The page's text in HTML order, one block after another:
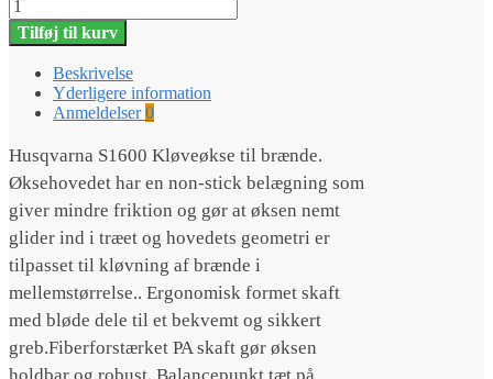
Tilføj til kurv
Beskrivelse
Yderligere information
Anmeldelser0
Husqvarna S1600 Kløveøkse til brænde.
Øksehovedet har en non-stick belægning som
giver mindre friktion og gør at øksen nemt
glider ind i træet og hovedets geometri er
tilpasset til kløvning af brænde i
mellemstørrelse.. Ergonomisk formet skaft
med bløde dele til et bekvemt og sikkert
greb.Fiberforstærket PA skaft gør øksen
holdbar og robust. Balancepunkt tæt på